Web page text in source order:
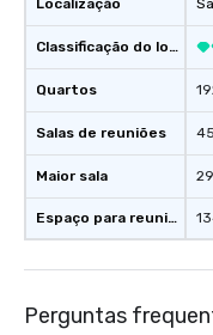
Classificação do local
Quartos
Salas de reuniões
Maior sala
Espaço para reuniões
45
Perguntas